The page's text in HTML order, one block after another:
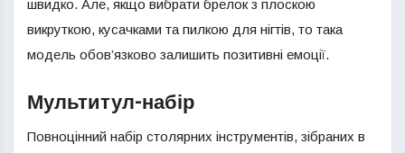
швидко. Але, якщо вибрати брелок з плоскою
викруткою, кусачками та пилкою для нігтів, то така
модель обов’язково залишить позитивні емоції.
Мультитул-набір
Повноцінний набір столярних інструментів, зібраних в